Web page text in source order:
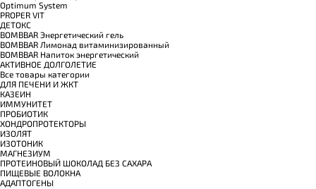
Optimum System
PROPER VIT
ДЕТОКС
BOMBBAR Энергетический гель
BOMBBAR Лимонад витаминизированный
BOMBBAR Напиток энергетический
АКТИВНОЕ ДОЛГОЛЕТИЕ
Все товары категории
ДЛЯ ПЕЧЕНИ И ЖКТ
КАЗЕИН
ИММУНИТЕТ
ПРОБИОТИК
ХОНДРОПРОТЕКТОРЫ
ИЗОЛЯТ
ИЗОТОНИК
МАГНЕЗИУМ
ПРОТЕИНОВЫЙ ШОКОЛАД БЕЗ САХАРА
ПИЩЕВЫЕ ВОЛОКНА
АДАПТОГЕНЫ